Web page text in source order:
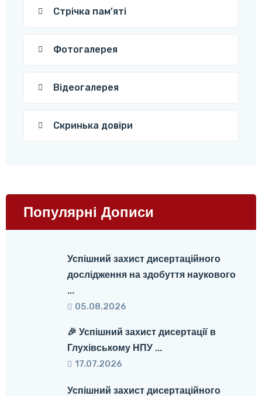
Стрічка пам’яті
Фотогалерея
Відеогалерея
Скринька довіри
Популярні Дописи
Успішний захист дисертаційного
дослідження на здобуття наукового
...
05.08.2026
🎉 Успішний захист дисертації в
Глухівському НПУ ...
17.07.2026
Успішний захист дисертаційного